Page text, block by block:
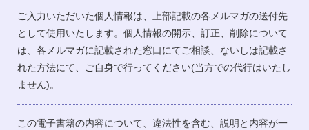
ご入力いただいた個人情報は、上部記載の各メルマガの送付先
として使用いたします。個人情報の開示、訂正、削除について
は、各メルマガに記載された窓口にてご相談、ないしは記載さ
れた方法にて、ご自身で行ってください(当方での代行はいたし
ません)。
この電子書籍の内容について、違法性を含む、説明と内容が一